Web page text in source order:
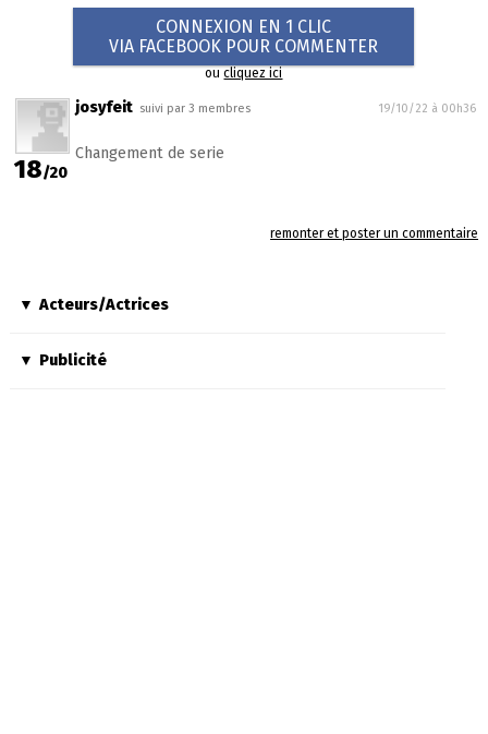
CONNEXION EN 1 CLIC
VIA FACEBOOK POUR COMMENTER
oucliquez ici
18/20
josyfeit suivi par 3 membres 19/10/22 à 00h36
Changement de serie
remonter et poster un commentaire
Acteurs/Actrices
Publicité